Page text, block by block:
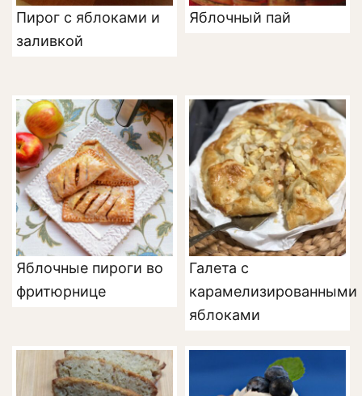
Пирог с яблоками и
заливкой
Яблочный пай
Яблочные пироги во
фритюрнице
Галета с
карамелизированными
яблоками